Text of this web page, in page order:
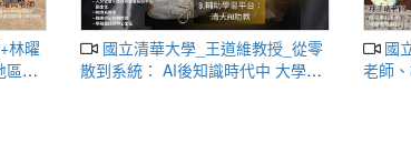
區的
國立清華大學_王道維教授_從零
散到系統： AI後知識時代中 大學人
國立臺北大學通識中心_林子晴
老師